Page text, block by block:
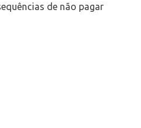
de não pagar